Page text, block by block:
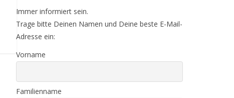
Immer informiert sein.
Trage bitte Deinen Namen und Deine beste E-Mail-
Adresse ein:
Vorname
Familienname